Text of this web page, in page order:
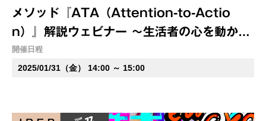
メソッド『ATA（Attention-to-Actio
n）』解説ウェビナー ～生活者の心を動かす
クリエイティブ戦略とは～」（録画配信）
開催日程
2025/01/31（金） 14:00 ～ 15:00